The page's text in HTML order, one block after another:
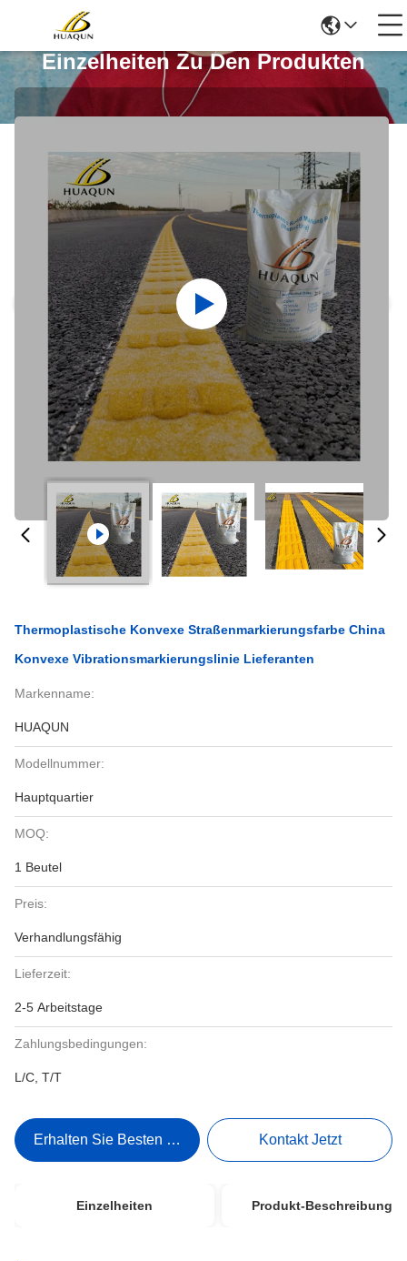
Einzelheiten Zu Den Produkten
Thermoplastische Konvexe Straßenmarkierungsfarbe China
Konvexe Vibrationsmarkierungslinie Lieferanten
Markenname:
HUAQUN
Modellnummer:
Hauptquartier
MOQ:
1 Beutel
Preis:
Verhandlungsfähig
Lieferzeit:
2-5 Arbeitstage
Zahlungsbedingungen:
L/C, T/T
Erhalten Sie Besten Preis Kontakt Jetzt
Einzelheiten Produkt-Beschreibung